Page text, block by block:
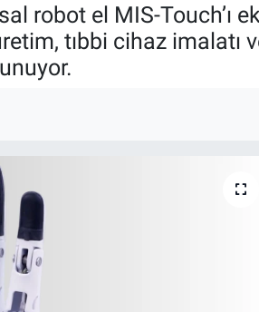
robot el MIS-Touch’ı
tıbbi cihaz imalatı